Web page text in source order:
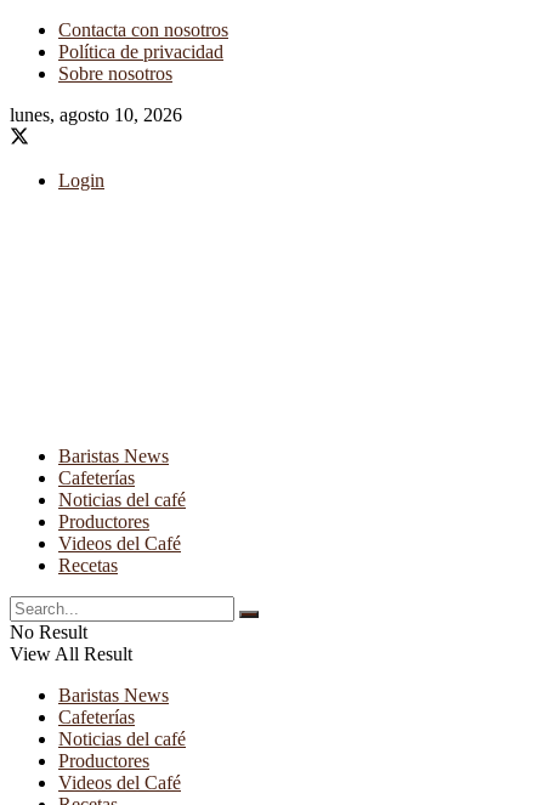
Contacta con nosotros
Política de privacidad
Sobre nosotros
lunes, agosto 10, 2026
Login
Baristas News
Cafeterías
Noticias del café
Productores
Videos del Café
Recetas
No Result
View All Result
Baristas News
Cafeterías
Noticias del café
Productores
Videos del Café